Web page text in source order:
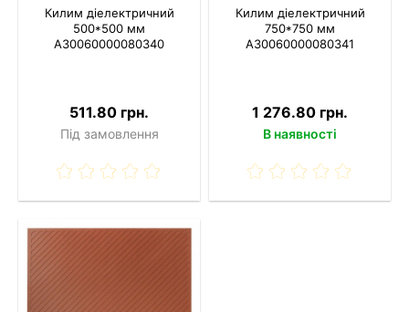
Килим діелектричний
500*500 мм
A30060000080340
511.80 грн.
Під замовлення
Килим діелектричний
750*750 мм
A30060000080341
1 276.80 грн.
В наявності